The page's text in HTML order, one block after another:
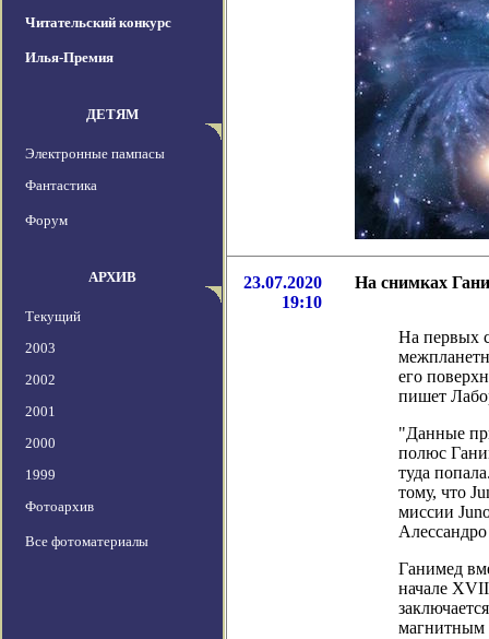
Читательский конкурс
Илья-Премия
ДЕТЯМ
Электронные пампасы
Фантастика
Форум
АРХИВ
Текущий
2003
2002
2001
2000
1999
Фотоархив
Все фотоматериалы
23.07.2020
19:10
На снимках
На первых
его
пишет
"Данные
полюс
туда
тому, что
миссии
Ганимед
начале XVII
магнитным